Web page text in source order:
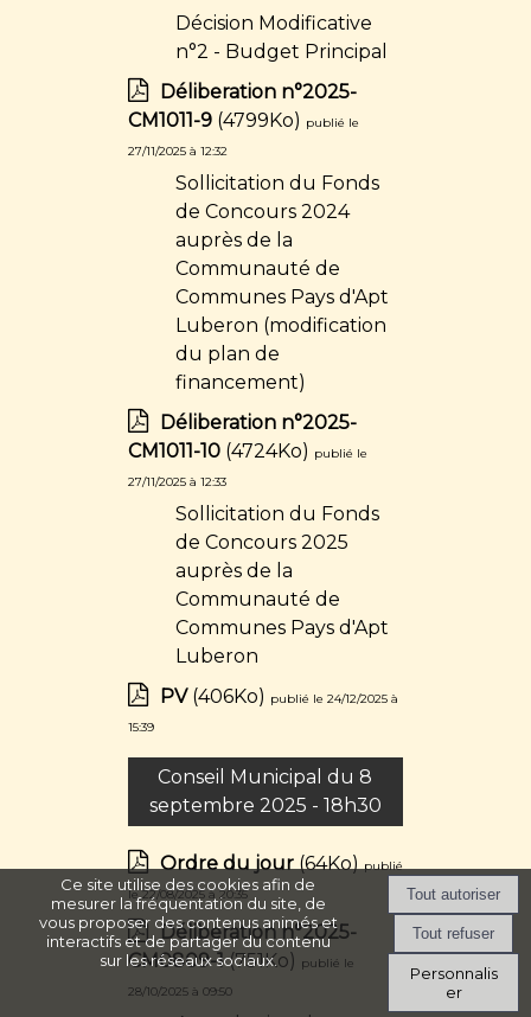
Décision Modificative
n°2 - Budget Principal
Déliberation n°2025-
CM1011-9(4799Ko) publié le
27/11/2025 à 12:32
Sollicitation du Fonds
de Concours 2024
auprès de la
Communauté de
Communes Pays d'Apt
Luberon (modification
du plan de
financement)
Déliberation n°2025-
CM1011-10(4724Ko) publié le
27/11/2025 à 12:33
Sollicitation du Fonds
de Concours 2025
auprès de la
Communauté de
Communes Pays d'Apt
Luberon
PV(406Ko) publié le 24/12/2025 à
15:39
Conseil Municipal du 8
septembre 2025 - 18h30
Ordre du jour(64Ko)publié
le 22/08/2025 à 20:35
Déliberation n°2025-
CM0809-1(751Ko) publié le
28/10/2025 à 09:50
Ce site utilise des cookies afin de
mesurer la fréquentation du site, de
vous proposer des contenus animés et
interactifs et de partager du contenu
sur les réseaux sociaux.
Personnalis
er